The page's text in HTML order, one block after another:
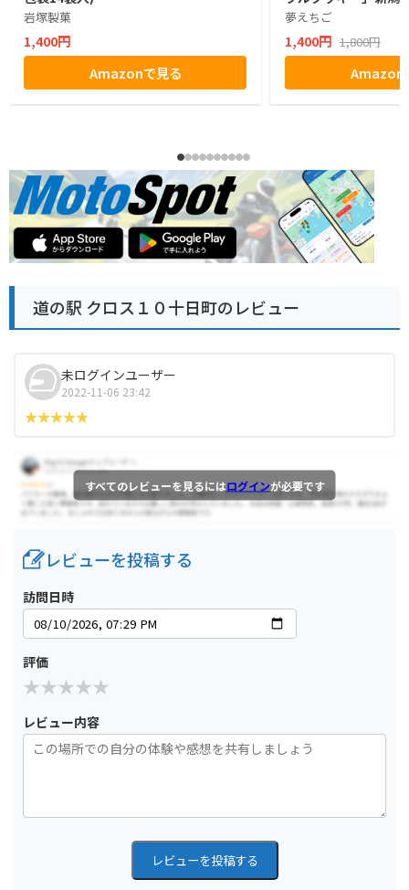
岩塚製菓
1,400円
Amazonで見る
夢えちご
1,400円 1,800円
Amazon
道の駅 クロス１０十日町のレビュー
未ログインユーザー
2022-11-06 23:42
すべてのレビューを見るにはログインが必要です
レビューを投稿する
訪問日時
評価
レビュー内容
レビューを投稿する